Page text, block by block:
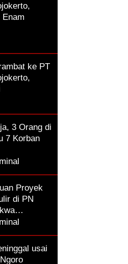
Enam
ke PT
3 Orang di
7 Korban
Proyek
di PN
usai